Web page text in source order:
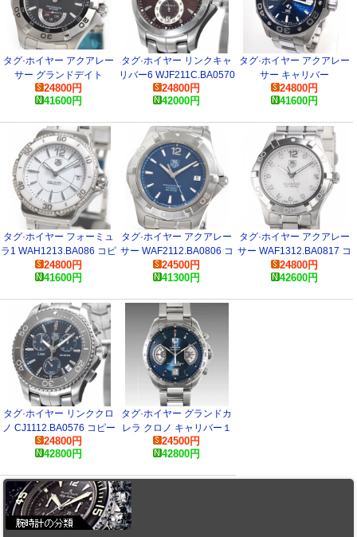
タグ·ホイヤー アクアレー
サー グランドデイト
WAF1010.BA0822 コピー
時計
24800円
41600円
タグ·ホイヤー リンクキャ
リバー6 WJF211C.BA0570
コピー 時計
24800円
42000円
タグ·ホイヤー アクアレー
サー キャリバー
WAJ2116.BA0871 コピー
時計
24800円
41600円
タグ·ホイヤー フォーミュ
ラ1 WAH1213.BA086 コピ
ー 時計
24800円
41600円
タグ·ホイヤー アクアレー
サー WAF2112.BA0806 コ
ピー 時計
24500円
41300円
タグ·ホイヤー アクアレー
サー WAF1312.BA0817 コ
ピー 時計
24800円
42600円
タグ·ホイヤー リンククロ
ノ CJ1112.BA0576 コピー
時計
24800円
42800円
タグ·ホイヤー グランドカ
レラ クロノ キャリバー１
７ＲＳ CAV511F.BA0962
コピー 時計
24500円
42800円